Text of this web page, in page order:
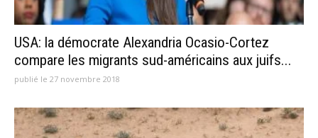
USA: la démocrate Alexandria Ocasio-Cortez
compare les migrants sud-américains aux juifs...
publié le 27 novembre 2018